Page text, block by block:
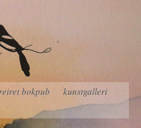
bokpub
kunstgalleri